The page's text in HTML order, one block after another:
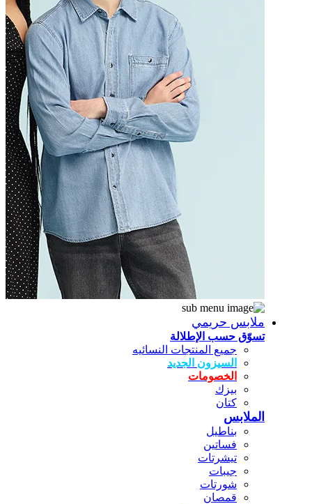
ملابس حريمي
تسوّق حسب الإطلالة
جميع المنتجات النسائيه
السيزون الجديد
الخصومات
بيزك
كتان
الملابس
بناطيل
فساتين
تيشرتات
جيبات
شورتات
قمصان